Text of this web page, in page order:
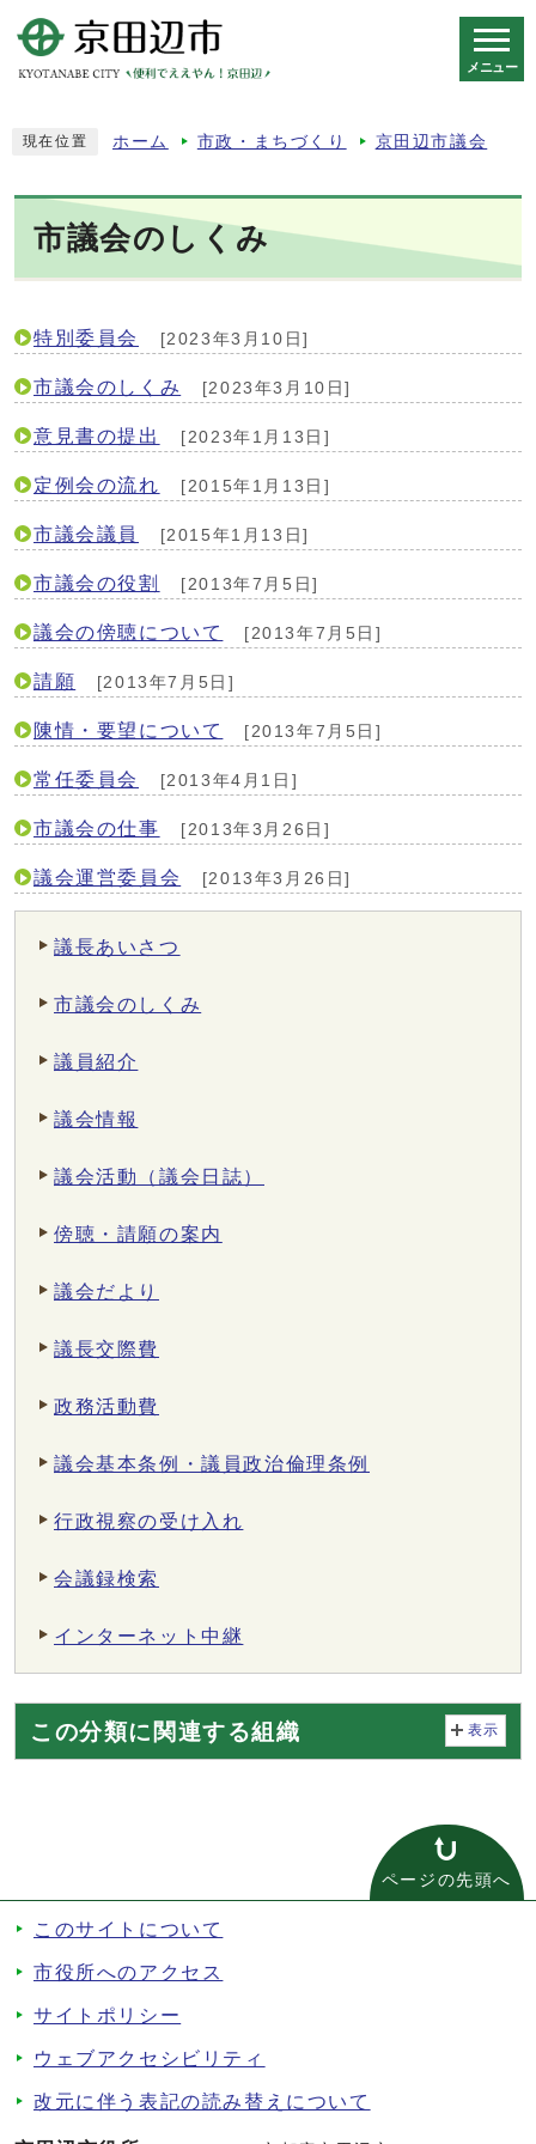
メニュー
現在位置 ホーム 市政・まちづくり 京田辺市議会
市議会のしくみ
特別委員会 [2023年3月10日]
市議会のしくみ [2023年3月10日]
意見書の提出 [2023年1月13日]
定例会の流れ [2015年1月13日]
市議会議員 [2015年1月13日]
市議会の役割 [2013年7月5日]
議会の傍聴について [2013年7月5日]
請願 [2013年7月5日]
陳情・要望について [2013年7月5日]
常任委員会 [2013年4月1日]
市議会の仕事 [2013年3月26日]
議会運営委員会 [2013年3月26日]
議長あいさつ
市議会のしくみ
議員紹介
議会情報
議会活動（議会日誌）
傍聴・請願の案内
議会だより
議長交際費
政務活動費
議会基本条例・議員政治倫理条例
行政視察の受け入れ
会議録検索
インターネット中継
この分類に関連する組織 表示
ページの先頭へ
このサイトについて
市役所へのアクセス
サイトポリシー
ウェブアクセシビリティ
改元に伴う表記の読み替えについて